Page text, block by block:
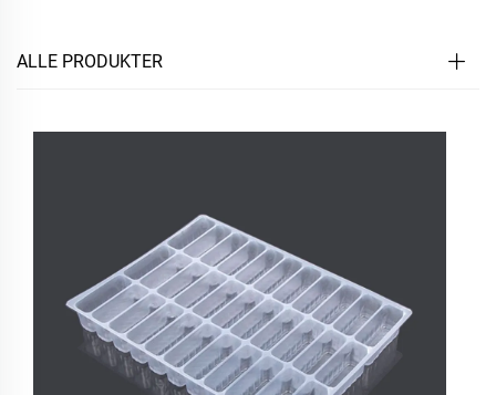
ALLE PRODUKTER